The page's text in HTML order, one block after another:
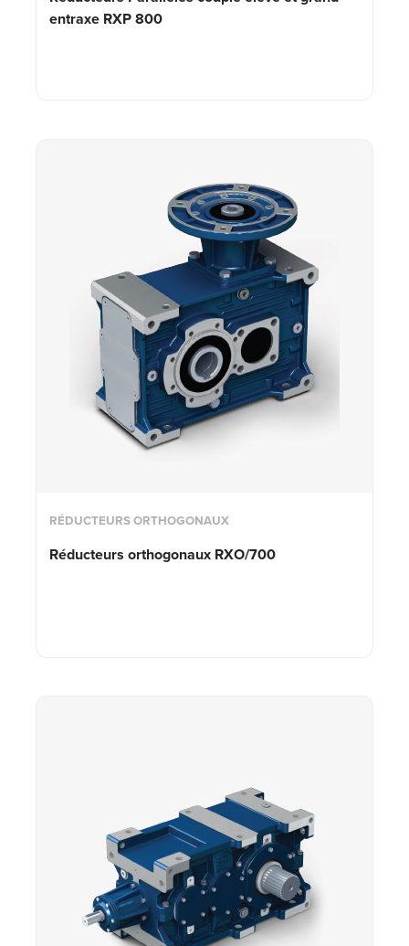
entraxe RXP 800
RÉDUCTEURS ORTHOGONAUX
Réducteurs orthogonaux RXO/700